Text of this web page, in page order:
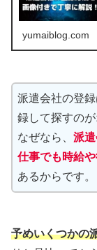
yumaiblog.com
派遣会社の登
録して探すのが
なぜなら、 派
仕事でも時給
あるからです。
予めいくつかの